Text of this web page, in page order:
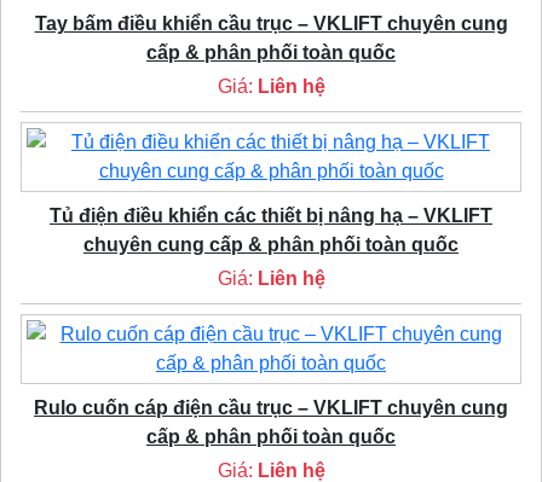
Tay bấm điều khiển cầu trục – VKLIFT chuyên cung
cấp & phân phối toàn quốc
Giá: Liên hệ
Tủ điện điều khiển các thiết bị nâng hạ – VKLIFT
chuyên cung cấp & phân phối toàn quốc
Giá: Liên hệ
Rulo cuốn cáp điện cầu trục – VKLIFT chuyên cung
cấp & phân phối toàn quốc
Giá: Liên hệ